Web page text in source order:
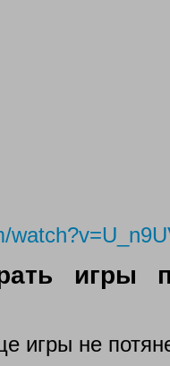
игры
игры не